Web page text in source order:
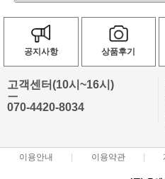
공지사항 상품후기
고객센터(10시~16시)
ㅡ
070-4420-8034
이용안내 이용약관